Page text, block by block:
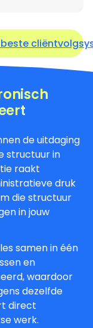
de uitdaging
structuur in
raakt
druk
die structuur
in jouw
samen in één
en
waardoor
dezelfde
direct
werk.